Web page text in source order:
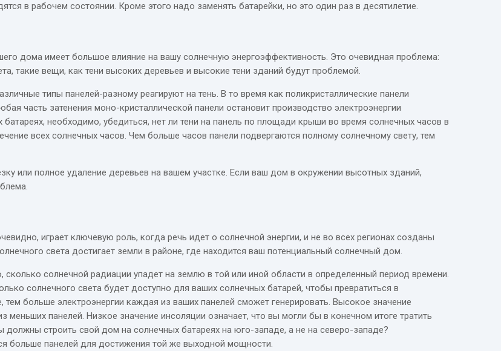
в рабочем состоянии. Кроме этого надо заменять батарейки, но это один раз в десятилетие.
дома имеет большое влияние на вашу солнечную энергоэффективность. Это очевидная проблема:
такие вещи, как тени высоких деревьев и высокие тени зданий будут проблемой.
типы панелей-разному реагируют на тень. В то время как поликристаллические панели
часть затенения моно-кристаллической панели остановит производство электроэнергии
необходимо, убедиться, нет ли тени на панель по площади крыши во время солнечных часов в
всех солнечных часов. Чем больше часов панели подвергаются полному солнечному свету, тем
или полное удаление деревьев на вашем участке. Если ваш дом в окружении высотных зданий,
играет ключевую роль, когда речь идет о солнечной энергии, и не во всех регионах созданы
света достигает земли в районе, где находится ваш потенциальный солнечный дом.
солнечной радиации упадет на землю в той или иной области в определенный период времени.
солнечного света будет доступно для ваших солнечных батарей, чтобы превратиться в
больше электроэнергии каждая из ваших панелей сможет генерировать. Высокое значение
меньших панелей. Низкое значение инсоляции означает, что вы могли бы в конечном итоге тратить
строить свой дом на солнечных батареях на юго-западе, а не на северо-западе?
больше панелей для достижения той же выходной мощности.